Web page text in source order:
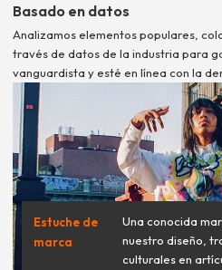
Basado en datos
Analizamos elementos populares,
través de datos de la industria para
vanguardista y esté en línea con la
Estuche de
marca
Una conocida
nuestro diseño,
culturales en